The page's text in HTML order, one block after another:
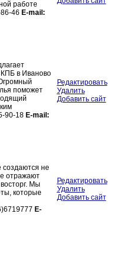
работе
46 E-mail:
в Иваново
поможет
90-18 E-mail:
Редактировать
Удалить
Добавить сайт
создаются не
отражают
Мы
которые
E-
Редактировать
Удалить
Добавить сайт